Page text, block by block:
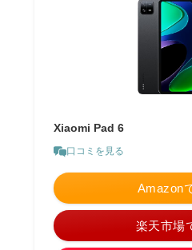
Xiaomi Pad 6
口コミを見る
Amazon
楽天市場